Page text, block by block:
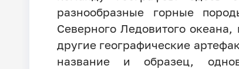
разнообразные горные
Северного Ледовитого
другие географические
название и образец,